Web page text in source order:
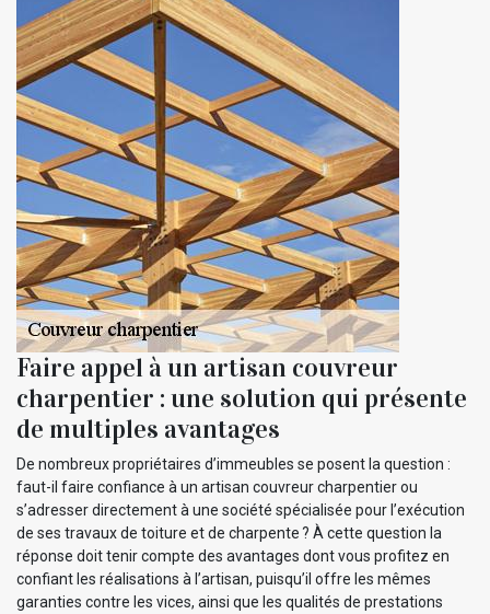
Faire appel à un artisan couvreur
charpentier : une solution qui présente
de multiples avantages
De nombreux propriétaires d’immeubles se posent la question :
faut-il faire confiance à un artisan couvreur charpentier ou
s’adresser directement à une société spécialisée pour l’exécution
de ses travaux de toiture et de charpente ? À cette question la
réponse doit tenir compte des avantages dont vous profitez en
confiant les réalisations à l’artisan, puisqu’il offre les mêmes
garanties contre les vices, ainsi que les qualités de prestations